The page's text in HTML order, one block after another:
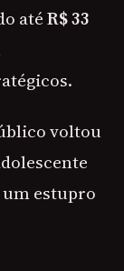
atéR$ 33
voltou
estupro